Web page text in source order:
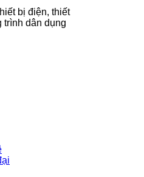
bị điện, thiết
trình dân dụng